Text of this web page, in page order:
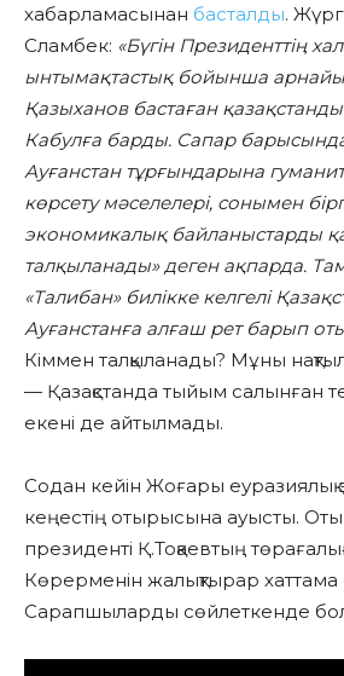
хабарламасынан басталды.
Сламбек: «Бүгін Президенттің
ынтымақтастық бойынша арнайы
Қазыханов бастаған
Кабулға барды. Сапар
Ауғанстан тұрғындарына
көрсету мәселелері, сонымен
экономикалық байланыстарды
талқыланады» деген ақпарда.
«Талибан» билікке келгелі
Ауғанстанға алғаш рет барып
Кіммен талқыланады? Мұны
— Қазақстанда тыйым салынған
екені де айтылмады.
Содан кейін Жоғары еуразиялық
кеңестің отырысына ауысты.
президенті Қ.Тоқаевтың
Көрерменін жалықтырар
Сарапшыларды сөйлеткенде